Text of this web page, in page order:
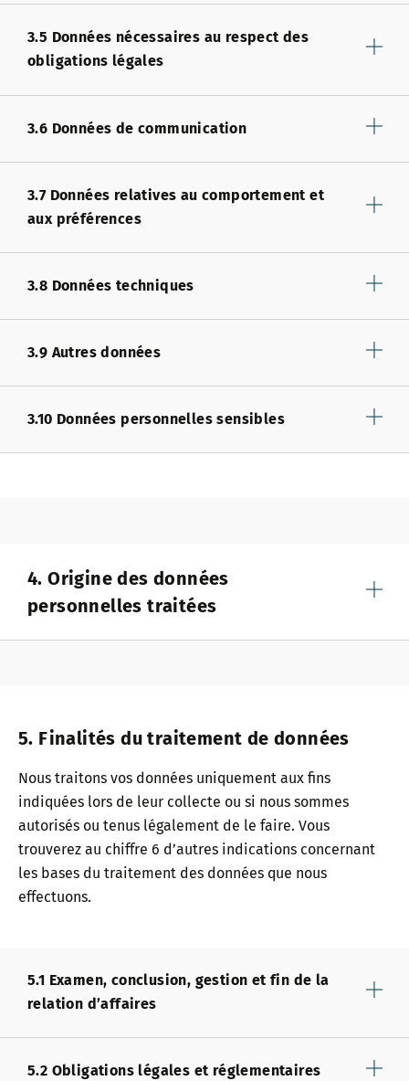
3.5 Données nécessaires au respect des
obligations légales
3.6 Données de communication
3.7 Données relatives au comportement et
aux préférences
3.8 Données techniques
3.9 Autres données
3.10 Données personnelles sensibles
4. Origine des données
personnelles traitées
5. Finalités du traitement de données
Nous traitons vos données uniquement aux fins
indiquées lors de leur collecte ou si nous sommes
autorisés ou tenus légalement de le faire. Vous
trouverez au chiffre 6 d’autres indications concernant
les bases du traitement des données que nous
effectuons.
5.1 Examen, conclusion, gestion et fin de la
relation d’affaires
5.2 Obligations légales et réglementaires